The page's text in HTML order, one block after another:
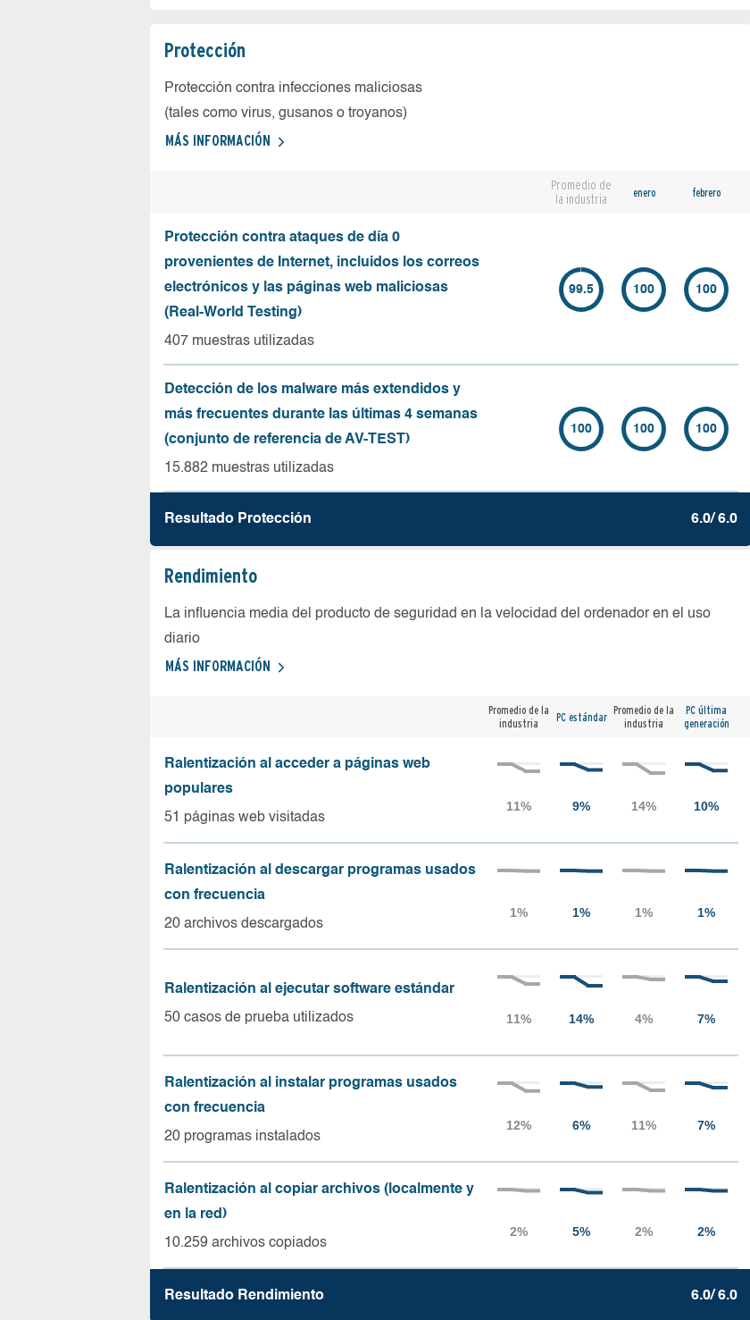
Protección
Protección contra infecciones maliciosas
(tales como virus, gusanos o troyanos)
MÁS INFORMACIÓN
Promedio de
la industria
enero febrero
Protección contra ataques de día 0
provenientes de Internet, incluidos los correos
electrónicos y las páginas web maliciosas
(Real-World Testing)
407 muestras utilizadas
99.5 100 100
Detección de los malware más extendidos y
más frecuentes durante las últimas 4 semanas
(conjunto de referencia de AV-TEST)
15.882 muestras utilizadas
100 100 100
Resultado Protección 6.0/ 6.0
Rendimiento
La influencia media del producto de seguridad en la velocidad del ordenador en el uso
diario
MÁS INFORMACIÓN
Promedio de la
industria
PC estándar Promedio de la
industria
PC última
generación
Ralentización al acceder a páginas web
populares
51 páginas web visitadas
Ralentización al descargar programas usados
con frecuencia
20 archivos descargados
Ralentización al ejecutar software estándar
50 casos de prueba utilizados
Ralentización al instalar programas usados
con frecuencia
20 programas instalados
Ralentización al copiar archivos (localmente y
en la red)
10.259 archivos copiados
Resultado Rendimiento 6.0/ 6.0